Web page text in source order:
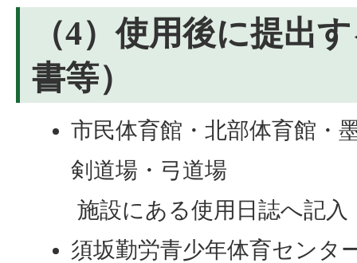
（4）使用後に提出
書等）
市民体育館・北部体育館・
剣道場・弓道場
施設にある使用日誌へ記入
須坂勤労青少年体育センタ